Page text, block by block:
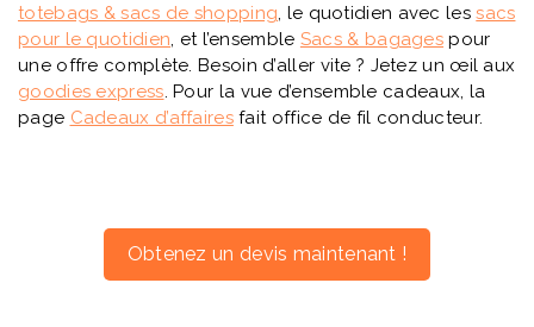
totebags & sacs de shopping, le quotidien avec lessacs
pour le quotidien, et l’ensemble Sacs & bagages pour
une offre complète. Besoin d’aller vite ? Jetez un œil aux
goodies express. Pour la vue d’ensemble cadeaux, la
page Cadeaux d’affairesfait office de fil conducteur.
Obtenez un devis maintenant !